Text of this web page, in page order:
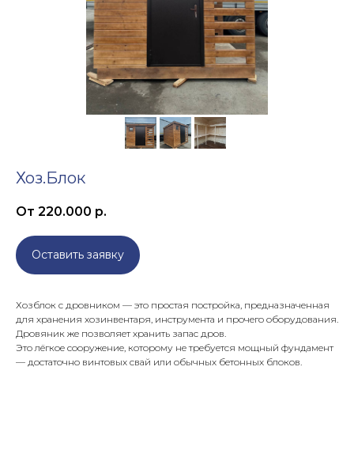
Хоз.Блок
От 220.000 р.
Оставить заявку
Хозблок с дровником — это простая постройка, предназначенная
для хранения хозинвентаря, инструмента и прочего оборудования.
Дровяник же позволяет хранить запас дров.
Это лёгкое сооружение, которому не требуется мощный фундамент
— достаточно винтовых свай или обычных бетонных блоков.